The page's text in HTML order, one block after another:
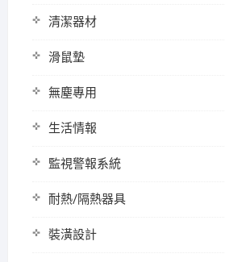
清潔器材
滑鼠墊
無塵專用
生活情報
監視警報系統
耐熱/隔熱器具
裝潢設計